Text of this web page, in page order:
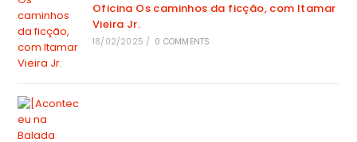
Oficina Os caminhos da ficção, com Itamar
Vieira Jr.
18/02/2025 / 0 COMMENTS